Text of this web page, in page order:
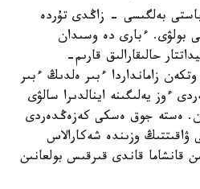
بەلگىسى - زاڭدى تۇردە
بولۋى. ءبارى دە وسىدان
حالىقارالىق قارىم-
وتكەن زامانداردا ءبىر ەلدىڭ ءبىر
ءوز يەلىگىنە اينالدىرا سالۋى
ەستە جوق ەسكى كەزەڭدەردى
ۋاقىتتىڭ وزىندە شەكارالاس
قانشاما قاندى قىرقىس بولعانىن